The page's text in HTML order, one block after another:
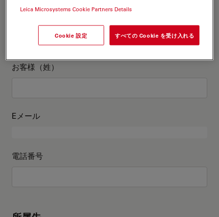
お客様（姓）
Eメール
電話番号
Leica Microsystems Cookie Partners Details
Cookie 設定 すべての Cookie を受け入れる